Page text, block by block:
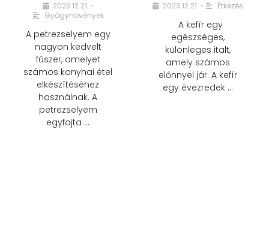
2023.12.21. •
Gyógynövények
A petrezselyem egy
nagyon kedvelt
fűszer, amelyet
számos konyhai étel
elkészítéséhez
használnak. A
petrezselyem
egyfajta …
2023.12.21. • Étkezés
A kefír egy
egészséges,
különleges italt,
amely számos
előnnyel jár. A kefír
egy évezredek …